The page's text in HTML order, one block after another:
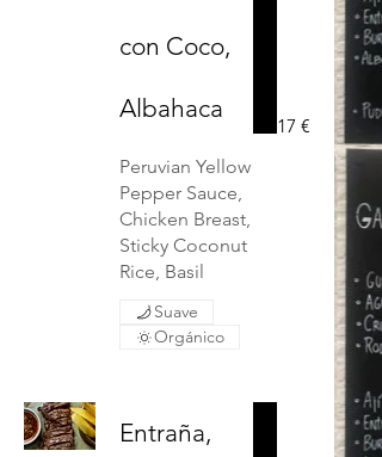
con Coco,
Albahaca
Peruvian Yellow
Pepper Sauce,
Chicken Breast,
Sticky Coconut
Rice, Basil
17 €
Suave
Orgánico
Entraña,